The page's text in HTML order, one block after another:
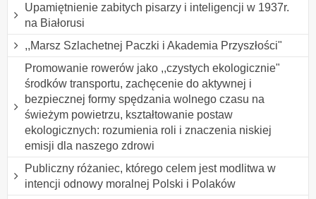
Upamiętnienie zabitych pisarzy i inteligencji w 1937r.
na Białorusi
,,Marsz Szlachetnej Paczki i Akademia Przyszłości"
Promowanie rowerów jako ,,czystych ekologicznie"
środków transportu, zachęcenie do aktywnej i
bezpiecznej formy spędzania wolnego czasu na
świeżym powietrzu, kształtowanie postaw
ekologicznych: rozumienia roli i znaczenia niskiej
emisji dla naszego zdrowi
Publiczny różaniec, którego celem jest modlitwa w
intencji odnowy moralnej Polski i Polaków